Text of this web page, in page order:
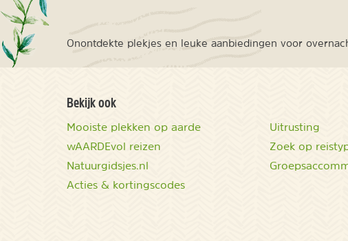
Onontdekte plekjes en leuke aanbiedingen voor
Bekijk ook
Mooiste plekken op aarde
wAARDEvol reizen
Natuurgidsjes.nl
Acties & kortingscodes
Uitrusting
Zoek op